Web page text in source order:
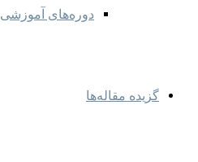
دوره‌های آموزشی
گزیده مقاله‌ها